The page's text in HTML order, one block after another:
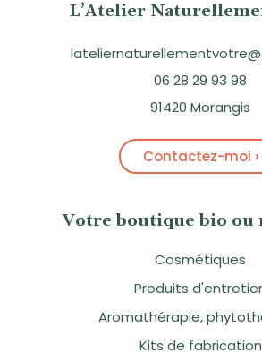
L’Atelier
06 28 29 93 98
91420 Morangis
Contactez-moi ›
Votre boutique bio ou
Cosmétiques
Produits
Aromathérapie,
Kits de fabrication